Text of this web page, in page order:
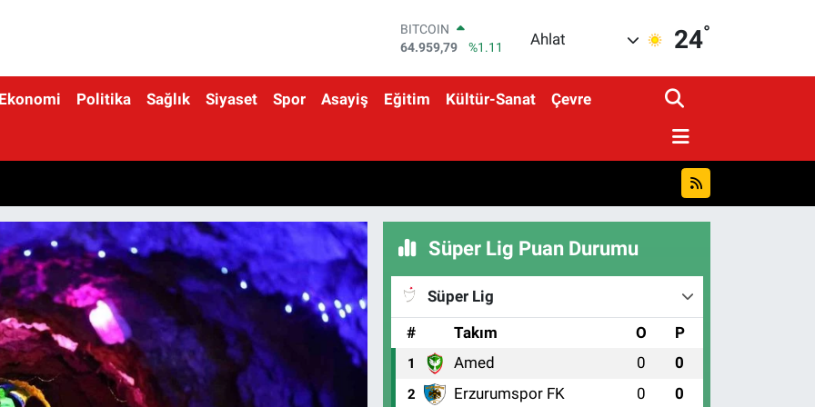
DOLAR
47,7436
%0.18
STERLİN
BITCOIN
Ahlat 24°
Ekonomi Politika Sağlık Siyaset Spor Asayiş Eğitim Kültür-Sanat Çevre
Süper Lig Puan Durumu
Süper Lig
#
Takım O P
1 Amed 0 0
2 Erzurumspor FK 0 0